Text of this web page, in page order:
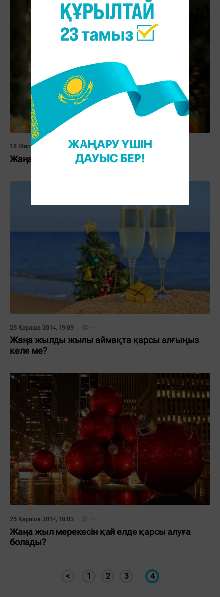
18 Желтоқсан 2014, 14:10
Жаңа жыл мерекесінің шығу тарихы
25 Қараша 2014, 19:09
Жаңа жылды жылы аймақта қарсы алғыңыз
келе ме?
25 Қараша 2014, 18:03
Жаңа жыл мерекесін қай елде қарсы алуға
болады?
< 1 2 3 4